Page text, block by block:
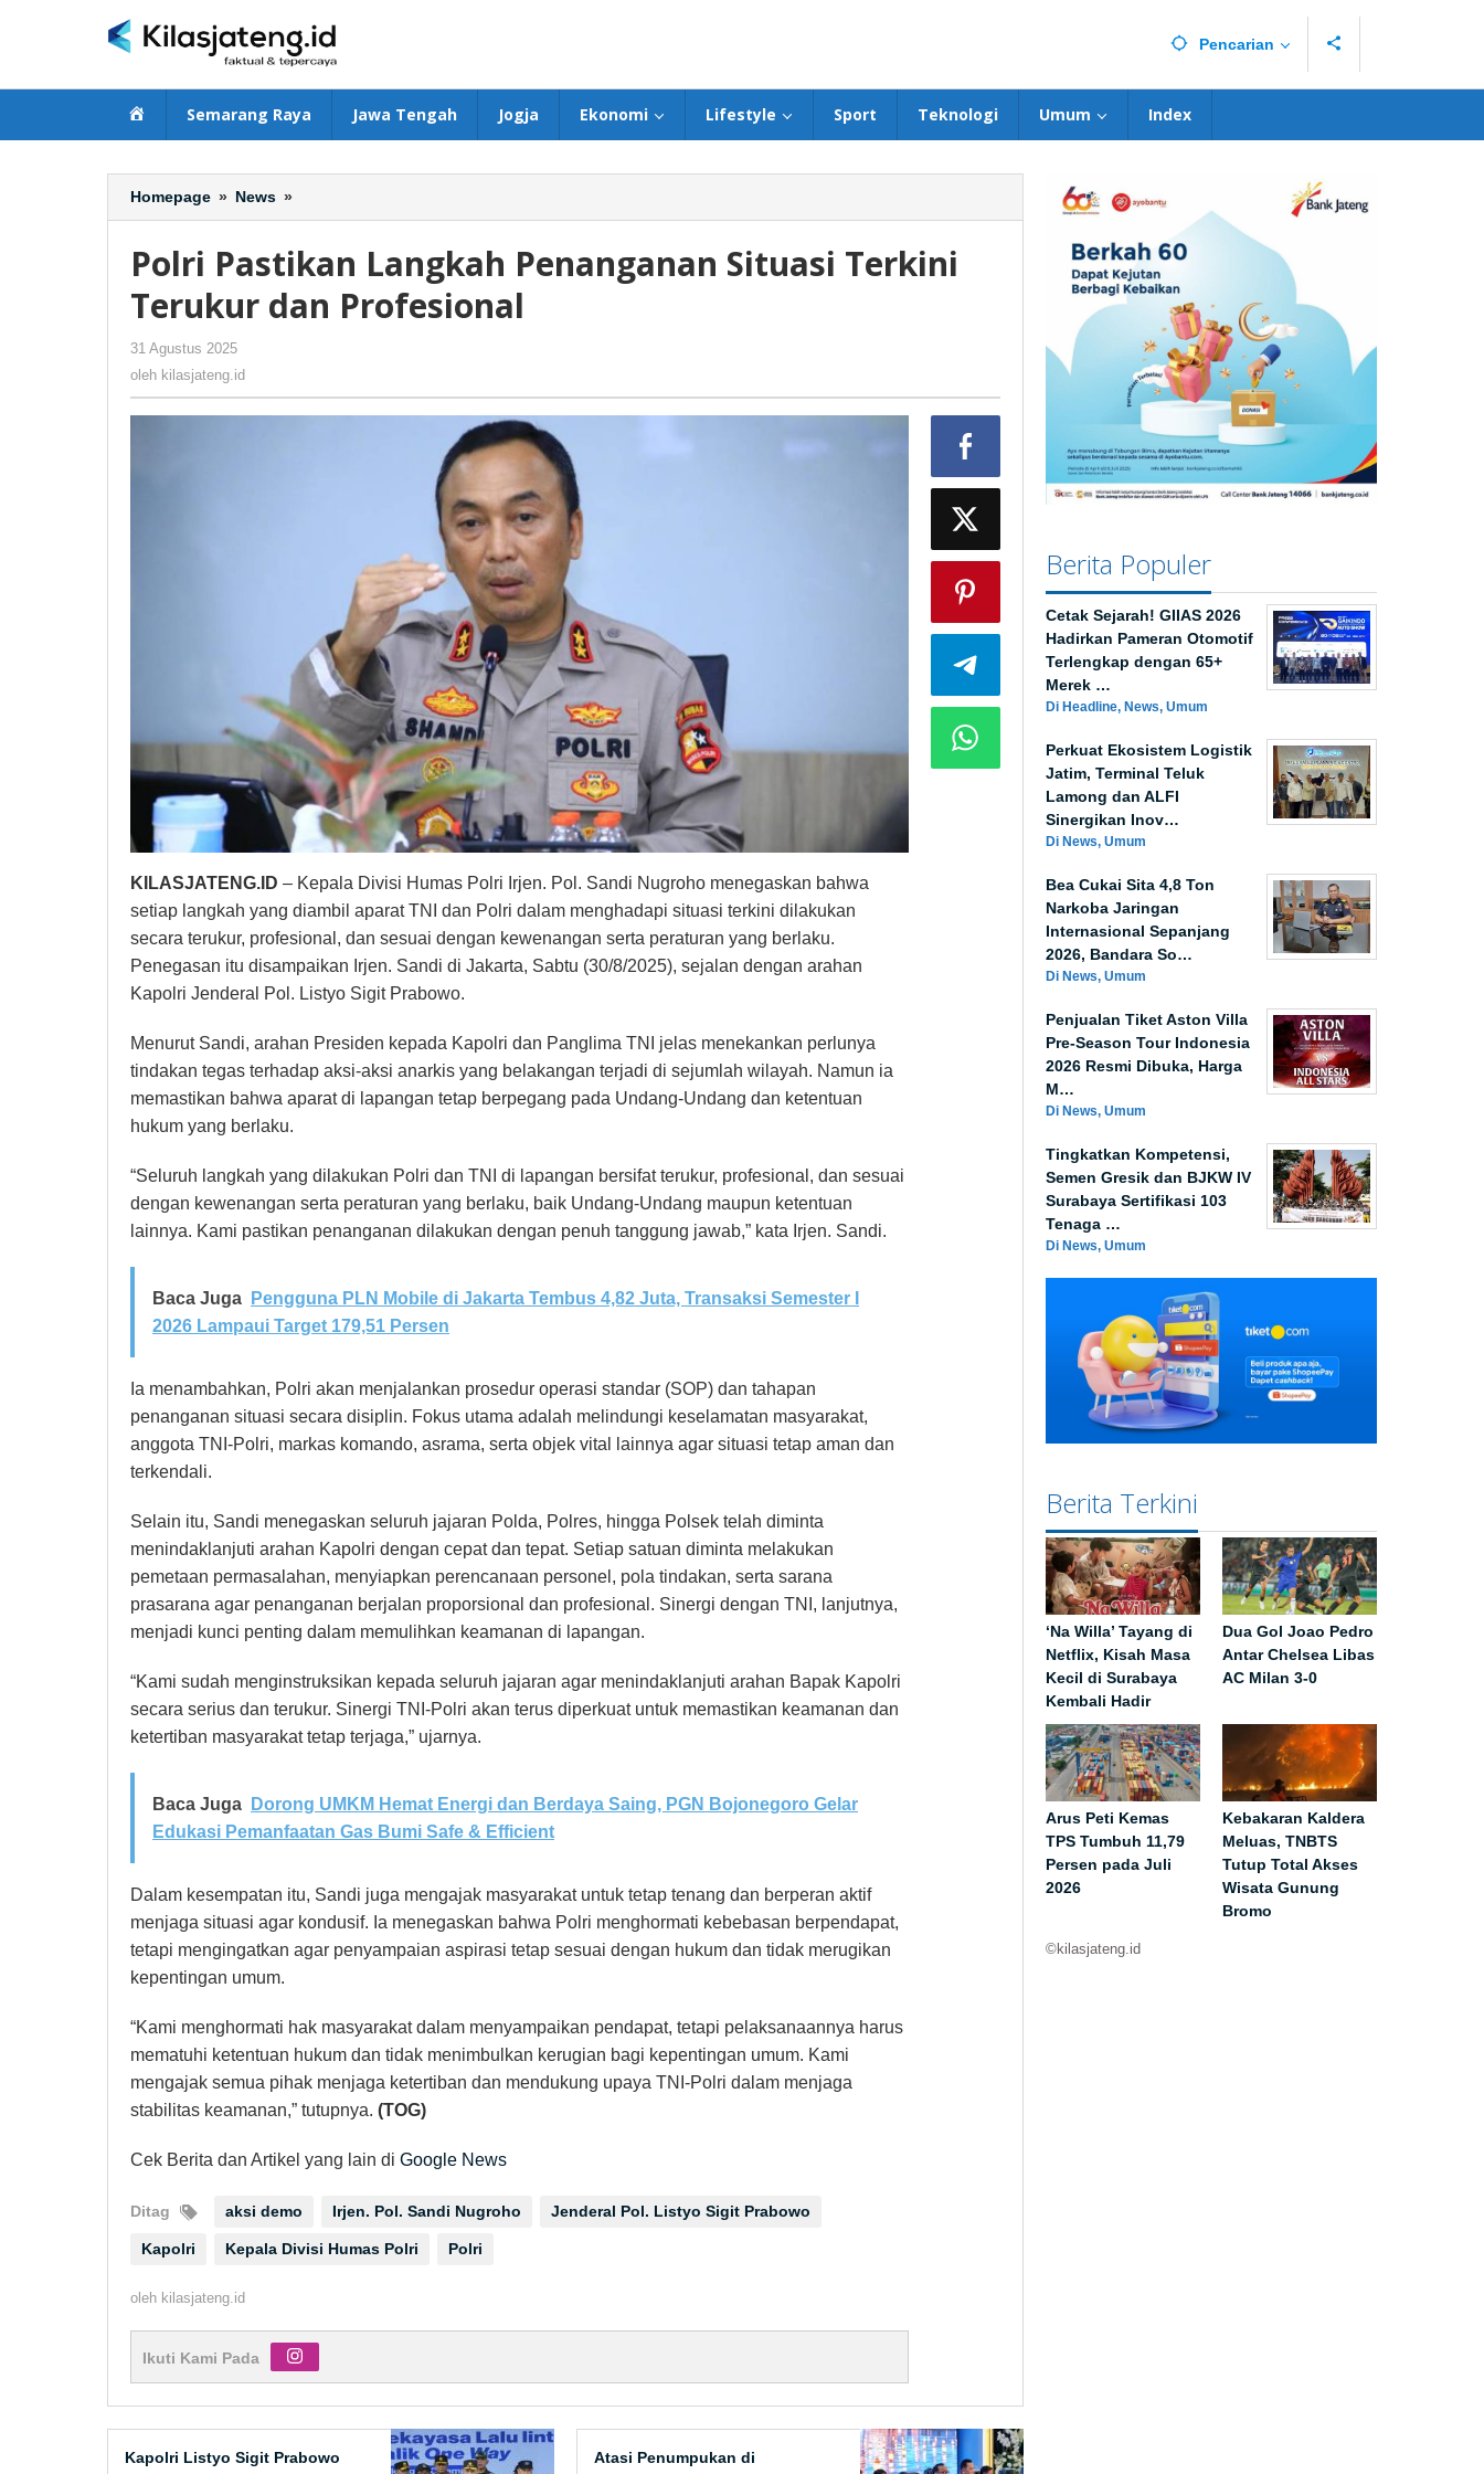
Pencarian
BerandaSemarang Raya Jawa Tengah Jogja Ekonomi Lifestyle Sport Teknologi Umum Index
Homepage » News »
Pastikan
Penanganan
Terkini
Polri Pastikan Langkah Penanganan Situasi Terkini
Terukur dan Profesional
31 Agustus 2025
oleh kilasjateng.id
KILASJATENG.ID – Kepala Divisi Humas Polri Irjen. Pol. Sandi Nugroho menegaskan bahwa
setiap langkah yang diambil aparat TNI dan Polri dalam menghadapi situasi terkini dilakukan
secara terukur, profesional, dan sesuai dengan kewenangan serta peraturan yang berlaku.
Penegasan itu disampaikan Irjen. Sandi di Jakarta, Sabtu (30/8/2025), sejalan dengan arahan
Kapolri Jenderal Pol. Listyo Sigit Prabowo.
Menurut Sandi, arahan Presiden kepada Kapolri dan Panglima TNI jelas menekankan perlunya
tindakan tegas terhadap aksi-aksi anarkis yang belakangan terjadi di sejumlah wilayah. Namun ia
memastikan bahwa aparat di lapangan tetap berpegang pada Undang-Undang dan ketentuan
hukum yang berlaku.
“Seluruh langkah yang dilakukan Polri dan TNI di lapangan bersifat terukur, profesional, dan sesuai
dengan kewenangan serta peraturan yang berlaku, baik Undang-Undang maupun ketentuan
lainnya. Kami pastikan penanganan dilakukan dengan penuh tanggung jawab,” kata Irjen. Sandi.
Baca Juga
Pengguna PLN Mobile di Jakarta Tembus 4,82 Juta, Transaksi Semester I
2026 Lampaui Target 179,51 Persen
Ia menambahkan, Polri akan menjalankan prosedur operasi standar (SOP) dan tahapan
penanganan situasi secara disiplin. Fokus utama adalah melindungi keselamatan masyarakat,
anggota TNI-Polri, markas komando, asrama, serta objek vital lainnya agar situasi tetap aman dan
terkendali.
Selain itu, Sandi menegaskan seluruh jajaran Polda, Polres, hingga Polsek telah diminta
menindaklanjuti arahan Kapolri dengan cepat dan tepat. Setiap satuan diminta melakukan
pemetaan permasalahan, menyiapkan perencanaan personel, pola tindakan, serta sarana
prasarana agar penanganan berjalan proporsional dan profesional. Sinergi dengan TNI, lanjutnya,
menjadi kunci penting dalam memulihkan keamanan di lapangan.
“Kami sudah menginstruksikan kepada seluruh jajaran agar menindaklanjuti arahan Bapak Kapolri
secara serius dan terukur. Sinergi TNI-Polri akan terus diperkuat untuk memastikan keamanan dan
ketertiban masyarakat tetap terjaga,” ujarnya.
Baca Juga
Dorong UMKM Hemat Energi dan Berdaya Saing, PGN Bojonegoro Gelar
Edukasi Pemanfaatan Gas Bumi Safe & Efficient
Dalam kesempatan itu, Sandi juga mengajak masyarakat untuk tetap tenang dan berperan aktif
menjaga situasi agar kondusif. Ia menegaskan bahwa Polri menghormati kebebasan berpendapat,
tetapi mengingatkan agar penyampaian aspirasi tetap sesuai dengan hukum dan tidak merugikan
kepentingan umum.
“Kami menghormati hak masyarakat dalam menyampaikan pendapat, tetapi pelaksanaannya harus
mematuhi ketentuan hukum dan tidak menimbulkan kerugian bagi kepentingan umum. Kami
mengajak semua pihak menjaga ketertiban dan mendukung upaya TNI-Polri dalam menjaga
stabilitas keamanan,” tutupnya. (TOG)
Cek Berita dan Artikel yang lain di Google News
Ditag aksi demo Irjen. Pol. Sandi Nugroho Jenderal Pol. Listyo Sigit Prabowo
Kapolri Kepala Divisi Humas Polri Polri
oleh kilasjateng.id
Ikuti Kami Pada
Kapolri Listyo Sigit Prabowo
Atasi Penumpukan di
Berita Populer
Cetak Sejarah! GIIAS 2026
Hadirkan Pameran Otomotif
Terlengkap dengan 65+
Merek …
Di Headline, News, Umum
Perkuat Ekosistem Logistik
Jatim, Terminal Teluk
Lamong dan ALFI
Sinergikan Inov…
Di News, Umum
Bea Cukai Sita 4,8 Ton
Narkoba Jaringan
Internasional Sepanjang
2026, Bandara So…
Di News, Umum
Penjualan Tiket Aston Villa
Pre-Season Tour Indonesia
2026 Resmi Dibuka, Harga
M…
Di News, Umum
Tingkatkan Kompetensi,
Semen Gresik dan BJKW IV
Surabaya Sertifikasi 103
Tenaga …
Di News, Umum
Berita Terkini
‘Na Willa’ Tayang di
Netflix, Kisah Masa
Kecil di Surabaya
Kembali Hadir
Dua Gol Joao Pedro
Antar Chelsea Libas
AC Milan 3-0
Arus Peti Kemas
TPS Tumbuh 11,79
Persen pada Juli
2026
Kebakaran Kaldera
Meluas, TNBTS
Tutup Total Akses
Wisata Gunung
Bromo
©kilasjateng.id